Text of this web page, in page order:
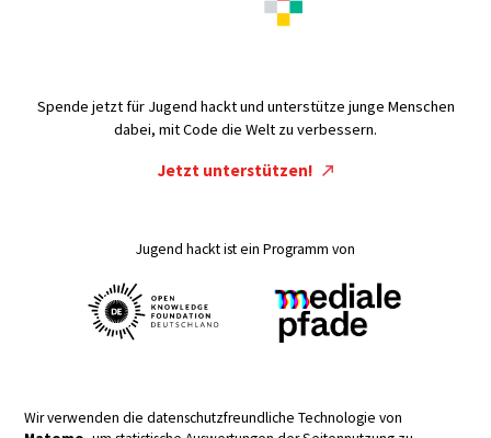
Spende jetzt für Jugend hackt und unterstütze junge Menschen
dabei, mit Code die Welt zu verbessern.
Jetzt unterstützen!
Jugend hackt ist ein Programm von
Wir verwenden die datenschutzfreundliche Technologie von